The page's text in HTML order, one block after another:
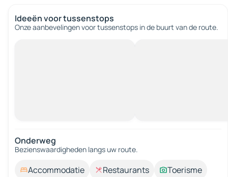
Ideeën voor tussenstops
Onze aanbevelingen voor tussenstops in de buurt van de route.
Onderweg
Bezienswaardigheden langs uw route.
Accommodatie Restaurants
Toerisme